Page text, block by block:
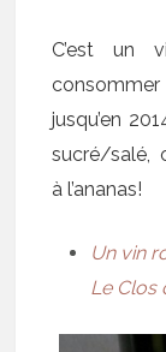
C’est un
jusqu’en
sucré/salé,
à l’ananas!
Un vin
Le Clos